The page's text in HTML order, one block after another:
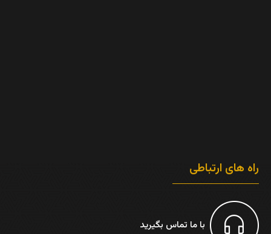
راه های ارتباطی
با ما تماس بگیرید